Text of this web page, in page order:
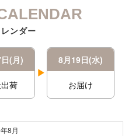
ンダー